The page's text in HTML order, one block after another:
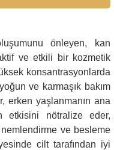
önleyen, kan
ve etkili bir kozmetik
konsantrasyonlarda
ve karmaşık bakım
erken yaşlanmanın ana
etkisini nötralize eder,
ve besleme
cilt tarafından iyi